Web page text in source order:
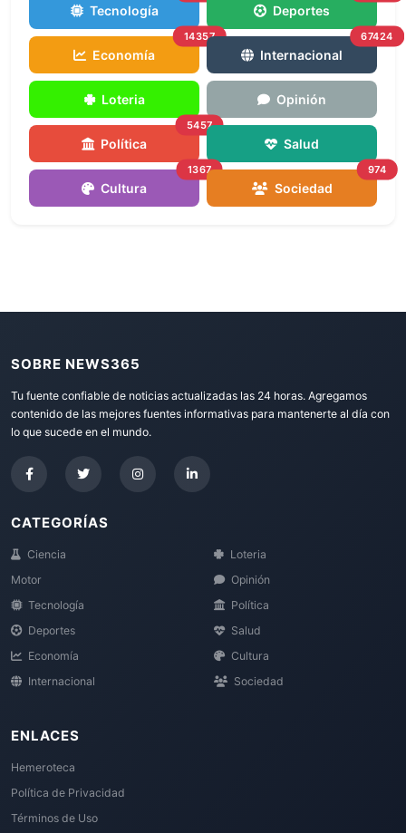
Tecnología Deportes
Economía
14357
Internacional
67424
Loteria Opinión
Política
5457
Salud
Cultura
1367
Sociedad
974
SOBRE NEWS365
Tu fuente confiable de noticias actualizadas las 24 horas. Agregamos
contenido de las mejores fuentes informativas para mantenerte al día con
lo que sucede en el mundo.
CATEGORÍAS
Ciencia
Motor
Tecnología
Deportes
Economía
Internacional
Loteria
Opinión
Política
Salud
Cultura
Sociedad
ENLACES
Hemeroteca
Política de Privacidad
Términos de Uso